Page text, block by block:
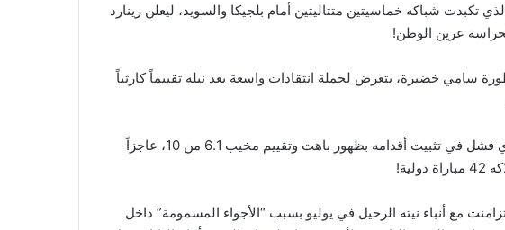
شباكه خماسيتين متتاليتين أمام بلجيكا والسويد، ليعلن رينارد
عرين الوطن!
سامي خضيرة، يتعرض لحملة انتقادات واسعة بعد نيله تقييماً كارثياً
أنيس بن سليمان: مايسترو نوريتش سيتي الذي فشل في تثبيت أقدامه بظهور باهت وتقييم مخيب 6.1 من 10، عاجزاً
تزامنت مع أنباء نيته الرحيل في يوليو بسبب “الأجواء المسمومة” داخل